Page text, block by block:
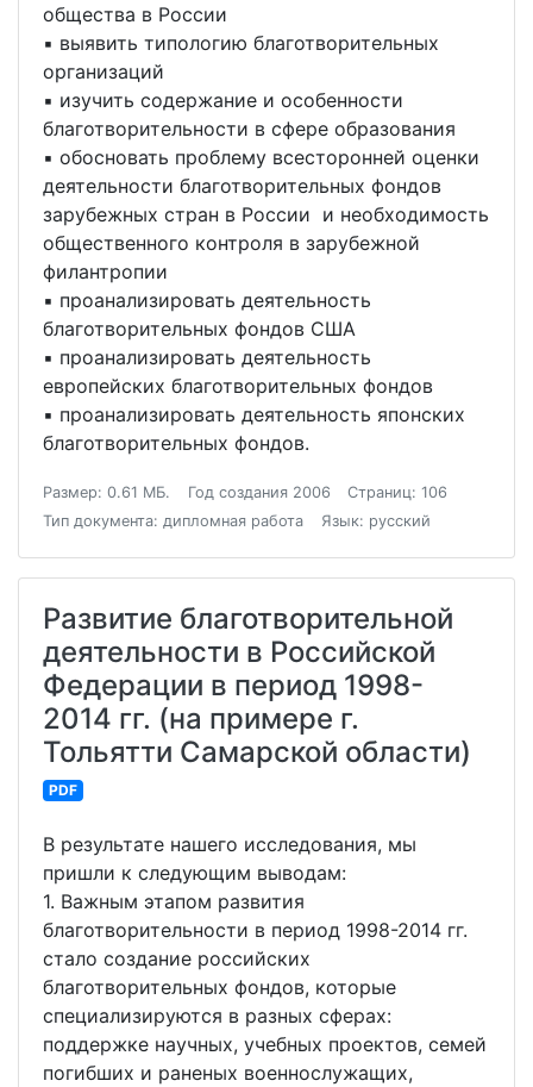
общества в России
▪ выявить типологию благотворительных
организаций
▪ изучить содержание и особенности
благотворительности в сфере образования
▪ обосновать проблему всесторонней оценки
деятельности благотворительных фондов
зарубежных стран в России и необходимость
общественного контроля в зарубежной
филантропии
▪ проанализировать деятельность
благотворительных фондов США
▪ проанализировать деятельность
европейских благотворительных фондов
▪ проанализировать деятельность японских
благотворительных фондов.
Размер: 0.61 МБ. Год создания 2006
Страниц: 106
Тип документа: дипломная работа
Язык: русский
Развитие благотворительной
деятельности в Российской
Федерации в период 1998-
2014 гг. (на примере г.
Тольятти Самарской области)
PDF
В результате нашего исследования, мы
пришли к следующим выводам:
1. Важным этапом развития
благотворительности в период 1998-2014 гг.
стало создание российских
благотворительных фондов, которые
специализируются в разных сферах:
поддержке научных, учебных проектов, семей
погибших и раненых военнослужащих,